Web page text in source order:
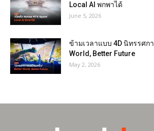
Local AI พกพาได้
June 5, 2026
ข้ามเวลาแบบ 4D นิทรรศก
World, Better Future
May 2, 2026